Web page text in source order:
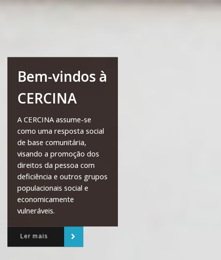
Bem-vindos à
CERCINA
A CERCINA assume-se
como uma resposta social
de base comunitária,
visando a promoção dos
direitos da pessoa com
deficiência e outros grupos
populacionais social e
economicamente
vulneráveis.
Ler mais